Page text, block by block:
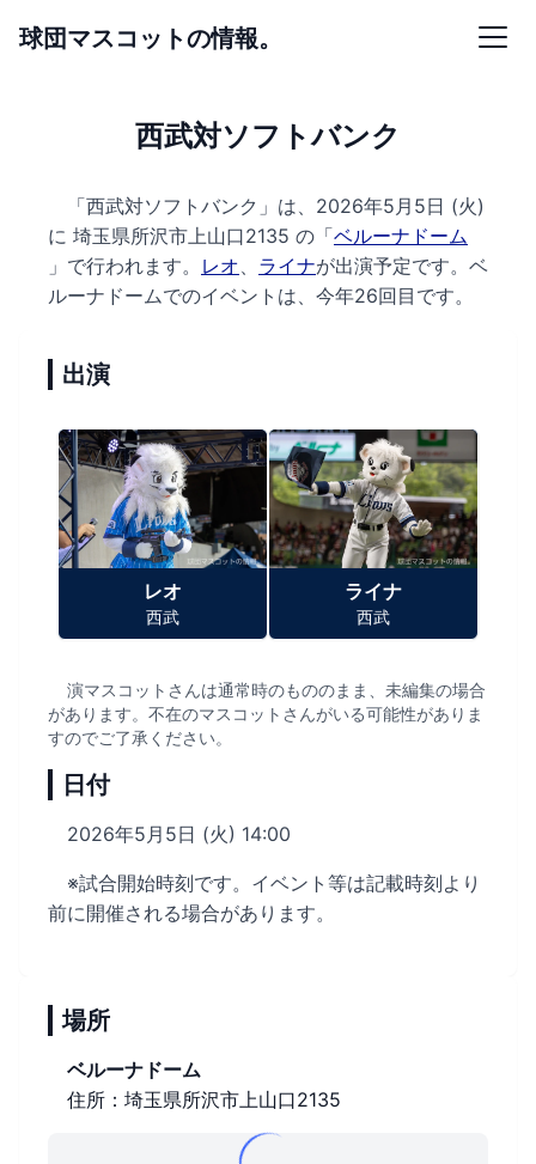
球団マスコットの情報。
西武対ソフトバンク
「西武対ソフトバンク」は、2026年5月5日 (火)
に 埼玉県所沢市上山口2135 の 「ベルーナドーム
」で行われます。 レオ、 ライナが出演予定です。 ベ
ルーナドームでのイベントは、今年26回目です。
出演
レオ
西武
ライナ
西武
演マスコットさんは通常時のもののまま、未編集の場合
があります。不在のマスコットさんがいる可能性がありま
すのでご了承ください。
日付
2026年5月5日 (火) 14:00
※試合開始時刻です。イベント等は記載時刻より
前に開催される場合があります。
場所
ベルーナドーム
住所：埼玉県所沢市上山口2135